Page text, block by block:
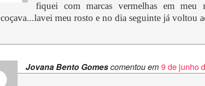
fiquei com marcas vermelhas em meu
coçava...lavei meu rosto e no dia seguinte já voltou
Jovana Bento Gomescomentou em 9 de junho